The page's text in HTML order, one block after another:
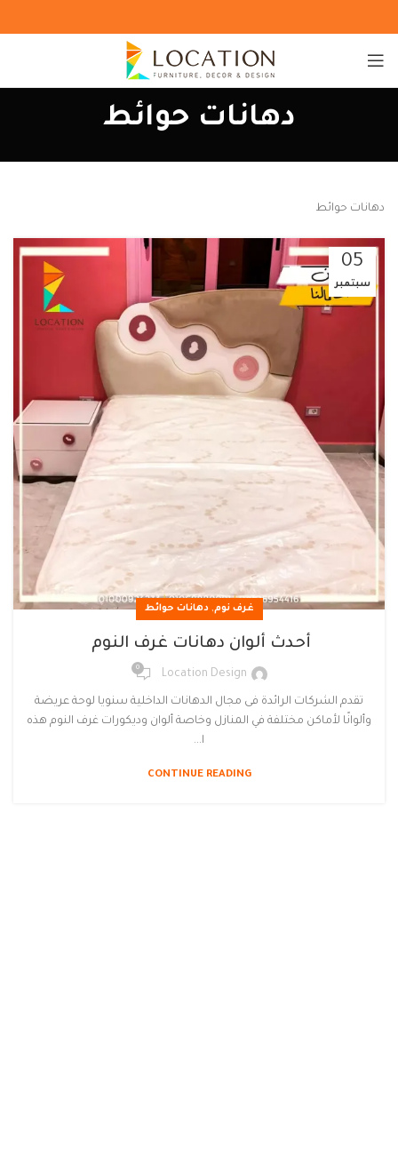
دهانات حوائط
دهانات حوائط
05
سبتمبر
غرف نوم, دهانات حوائط
أحدث ألوان دهانات غرف النوم ​
Location Design
0
تقدم الشركات الرائدة فى مجال الدهانات الداخلية سنويا لوحة عريضة
وألوانًا لأماكن مختلفة في المنازل وخاصة ألوان وديكورات غرف النوم هذه
ا...
CONTINUE READING